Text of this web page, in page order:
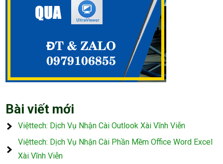
Bài viết mới
Việttech: Dịch Vụ Nhận Cài Outlook Xài Vĩnh Viễn
Việttech: Dịch Vụ Nhận Cài Phần Mềm Office Word Excel
Xài Vĩnh Viễn